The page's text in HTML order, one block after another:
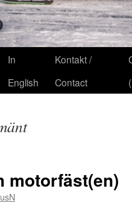
In
English
Kontakt /
Contact
motorfäst(en)